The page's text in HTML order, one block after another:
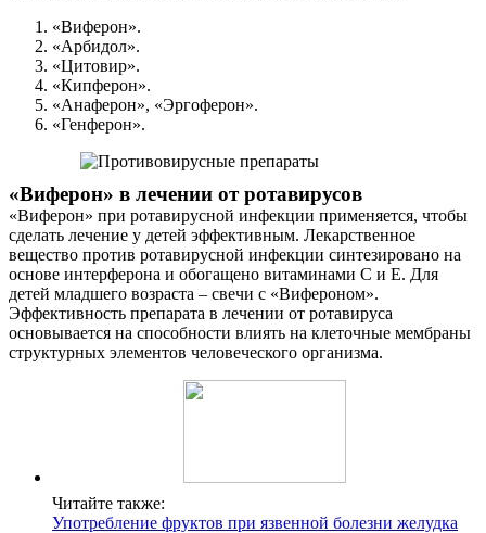
«Виферон».
«Арбидол».
«Цитовир».
«Кипферон».
«Анаферон», «Эргоферон».
«Генферон».
«Виферон» в лечении от ротавирусов
«Виферон» при ротавирусной инфекции применяется, чтобы
сделать лечение у детей эффективным. Лекарственное
вещество против ротавирусной инфекции синтезировано на
основе интерферона и обогащено витаминами С и Е. Для
детей младшего возраста – свечи с «Вифероном».
Эффективность препарата в лечении от ротавируса
основывается на способности влиять на клеточные мембраны
структурных элементов человеческого организма.
Читайте также:
Употребление фруктов при язвенной болезни желудка